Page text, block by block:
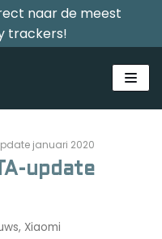
naar de meest
trackers!
januari 2020
update
, Xiaomi